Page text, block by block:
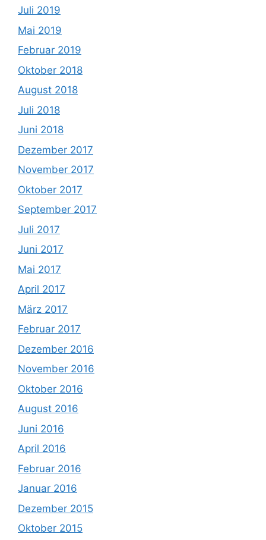
Juli 2019
Mai 2019
Februar 2019
Oktober 2018
August 2018
Juli 2018
Juni 2018
Dezember 2017
November 2017
Oktober 2017
September 2017
Juli 2017
Juni 2017
Mai 2017
April 2017
März 2017
Februar 2017
Dezember 2016
November 2016
Oktober 2016
August 2016
Juni 2016
April 2016
Februar 2016
Januar 2016
Dezember 2015
Oktober 2015